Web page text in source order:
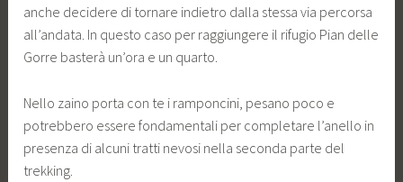
anche decidere di tornare indietro dalla stessa via percorsa
all’andata. In questo caso per raggiungere il rifugio Pian delle
Gorre basterà un’ora e un quarto.
Nello zaino porta con te i ramponcini, pesano poco e
potrebbero essere fondamentali per completare l’anello in
presenza di alcuni tratti nevosi nella seconda parte del
trekking.